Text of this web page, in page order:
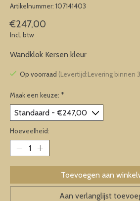
Artikelnummer: 107141403
€247,00
Incl. btw
Wandklok Kersen kleur
Op voorraad (Levertijd:Levering binnen
Maak een keuze: *
Hoeveelheid:
Toevoegen aan
Aan verlanglijst